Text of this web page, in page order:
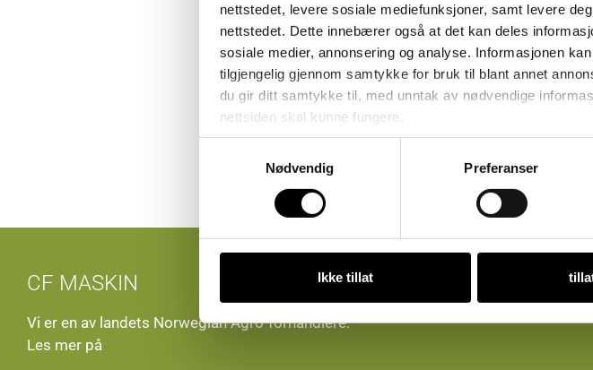
nettstedet, levere sosiale mediefunksjoner, samt levere
nettstedet. Dette innebærer også at det kan deles
sosiale medier, annonsering og analyse. Informasjonen
tilgjengelig gjennom samtykke for bruk til blant annet
du gir ditt samtykke til, med unntak av nødvendige
nettsiden skal kunne fungere.
Nødvendig
Preferanser
Ikke tillat
CF MASKIN
Vi er en av landets Norwegian Agro-forhandlere.
Les mer på